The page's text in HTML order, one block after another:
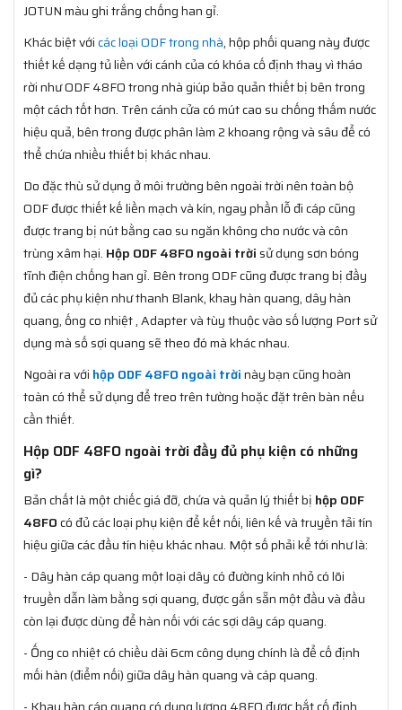
JOTUN màu ghi trắng chống han gỉ.
Khác biệt vớicác loại ODF trong nhà, hộp phối quang này được
thiết kế dạng tủ liền với cánh của có khóa cố định thay vì tháo
rời như ODF 48FO trong nhà giúp bảo quản thiết bị bên trong
một cách tốt hơn. Trên cánh cửa có mút cao su chống thấm nước
hiệu quả, bên trong được phân làm 2 khoang rộng và sâu để có
thể chứa nhiều thiết bị khác nhau.
Do đặc thù sử dụng ở môi trường bên ngoài trời nên toàn bộ
ODF được thiết kế liền mạch và kín, ngay phần lỗ đi cáp cũng
được trang bị nút bằng cao su ngăn không cho nước và côn
trùng xâm hại. Hộp ODF 48FO ngoài trờisử dụng sơn bóng
tĩnh điện chống han gỉ. Bên trong ODF cũng được trang bị đầy
đủ các phụ kiện như thanh Blank, khay hàn quang, dây hàn
quang, ống co nhiệt , Adapter và tùy thuộc vào số lượng Port sử
dụng mà số sợi quang sẽ theo đó mà khác nhau.
Ngoài ra với hộp ODF 48FO ngoài trờinày bạn cũng hoàn
toàn có thể sử dụng để treo trên tường hoặc đặt trên bàn nếu
cần thiết.
Hộp ODF 48FO ngoài trời đầy đủ phụ kiện có những
gì?
Bản chất là một chiếc giá đỡ, chứa và quản lý thiết bị hộp ODF
48FOcó đủ các loại phụ kiện để kết nối, liên kế và truyền tải tín
hiệu giữa các đầu tín hiệu khác nhau. Một số phải kể tới như là:
- Dây hàn cáp quang một loại dây có đường kính nhỏ có lõi
truyền dẫn làm bằng sợi quang, được gắn sẵn một đầu và đầu
còn lại được dùng để hàn nối với các sợi dây cáp quang.
- Ống co nhiệt có chiều dài 6cm công dụng chính là để cố định
mối hàn (điểm nối) giữa dây hàn quang và cáp quang.